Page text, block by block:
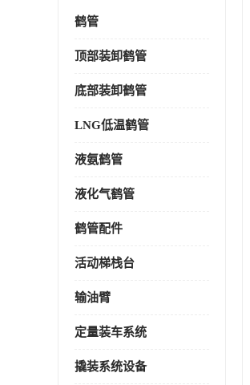
鹤管
顶部装卸鹤管
底部装卸鹤管
LNG低温鹤管
液氨鹤管
液化气鹤管
鹤管配件
活动梯栈台
输油臂
定量装车系统
撬装系统设备